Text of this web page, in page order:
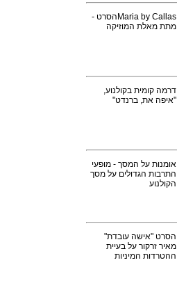
Maria by Callasהסרט -
מתת מאלת המוזיקה
דרמה קומית בקולנוע,
"איפה את, ברנדט"
אומנות על המסך - מופעי
התרבות הגדולים על מסך
הקולנוע
הסרט "אישה עובדת"
מאיר זרקור על בעיית
ההטרדות המיניות